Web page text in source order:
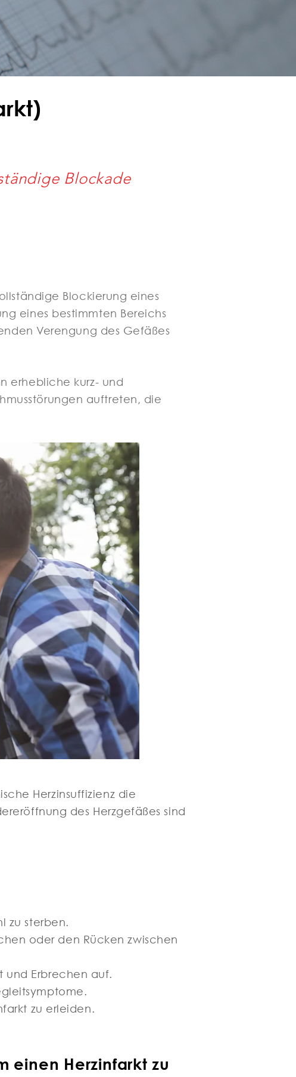
Blockade
Blockierung eines
eines bestimmten Bereichs
Verengung des Gefäßes
erhebliche kurz- und
auftreten, die
Herzinsuffizienz die
des Herzgefäßes sind
zu sterben.
oder den Rücken zwischen
und Erbrechen auf.
zu erleiden.
einen Herzinfarkt zu